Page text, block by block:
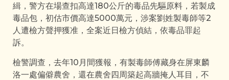
緝，警方在場查扣高達180公斤的毒品先驅原料，若製成
毒品包，初估市價高達5000萬元，涉案劉姓製毒師等2
人遭檢方聲押獲准，全案近日檢方偵結，依毒品罪起
訴。
檢警調查，去年10月間獲報，有製毒師傅藏身在屏東麟
洛一處偏僻農舍，還在農舍四周築起高牆掩人耳目，不